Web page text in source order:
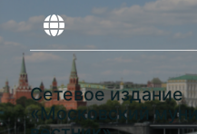
Сетевое издание
«Московский